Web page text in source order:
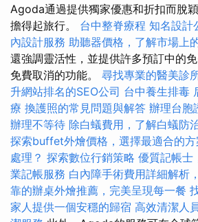
Agoda通過提供獨家優惠和折扣而脫
擔得起旅行。 台中整脊療程 知名設計
內設計服務 助聽器價格，了解市場上
還強調靈活性，並提供許多預訂中的
免費取消的功能。 尋找專業的醫美診
升網站排名的SEO公司 台中養生排毒
療 換護照的常見問題與解答 辦理台胞
辦理不等待 除白蟻費用，了解白蟻防
探索buffet外燴價格，選擇最適合的方
處理？ 探索數位行銷策略 優質記帳士
業記帳服務 白內障手術費用詳細解析
靠的辦桌外燴推薦，完美呈現每一餐
家人提供一個安穩的歸宿 高效清潔人